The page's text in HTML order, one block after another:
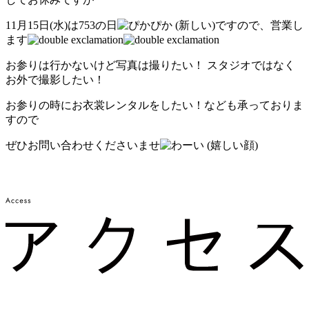
11月15日(水)は753の日
ですので、営業し
ます
お参りは行かないけど写真は撮りたい！ スタジオではなく
お外で撮影したい！
お参りの時にお衣裳レンタルをしたい！なども承っておりま
すので
ぜひお問い合わせくださいませ